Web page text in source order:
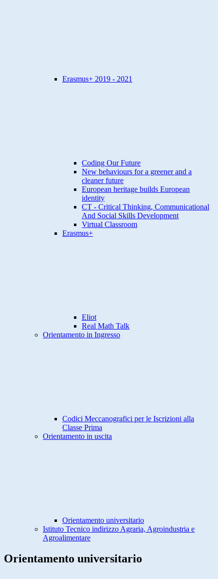
Erasmus+ 2019 - 2021
Coding Our Future
New behaviours for a greener and a
cleaner future
European heritage builds European
identity
CT - Critical Thinking, Communicational
And Social Skills Development
Virtual Classroom
Erasmus+
Eliot
Real Math Talk
Orientamento in Ingresso
Codici Meccanografici per le Iscrizioni alla
Classe Prima
Orientamento in uscita
Orientamento universitario
Istituto Tecnico indirizzo Agraria, Agroindustria e
Agroalimentare
Orientamento universitario